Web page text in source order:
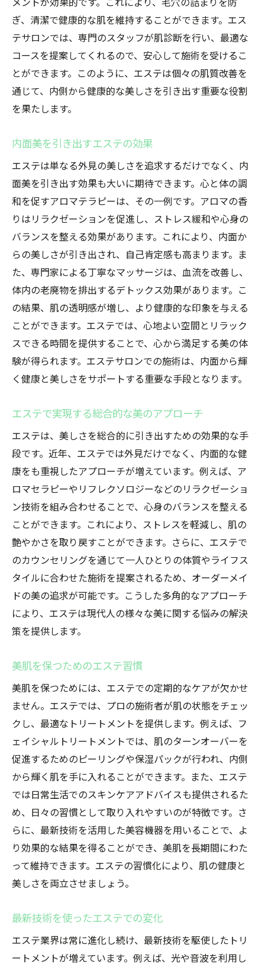
メントが効果的です。これにより、毛穴の詰まりを防
ぎ、清潔で健康的な肌を維持することができます。エス
テサロンでは、専門のスタッフが肌診断を行い、最適な
コースを提案してくれるので、安心して施術を受けるこ
とができます。このように、エステは個々の肌質改善を
通じて、内側から健康的な美しさを引き出す重要な役割
を果たします。
内面美を引き出すエステの効果
エステは単なる外見の美しさを追求するだけでなく、内
面美を引き出す効果も大いに期待できます。心と体の調
和を促すアロマテラピーは、その一例です。アロマの香
りはリラクゼーションを促進し、ストレス緩和や心身の
バランスを整える効果があります。これにより、内面か
らの美しさが引き出され、自己肯定感も高まります。ま
た、専門家による丁寧なマッサージは、血流を改善し、
体内の老廃物を排出するデトックス効果があります。こ
の結果、肌の透明感が増し、より健康的な印象を与える
ことができます。エステでは、心地よい空間とリラック
スできる時間を提供することで、心から満足する美の体
験が得られます。エステサロンでの施術は、内面から輝
く健康と美しさをサポートする重要な手段となります。
エステで実現する総合的な美のアプローチ
エステは、美しさを総合的に引き出すための効果的な手
段です。近年、エステでは外見だけでなく、内面的な健
康をも重視したアプローチが増えています。例えば、ア
ロマセラピーやリフレクソロジーなどのリラクゼーショ
ン技術を組み合わせることで、心身のバランスを整える
ことができます。これにより、ストレスを軽減し、肌の
艶やかさを取り戻すことができます。さらに、エステで
のカウンセリングを通じて一人ひとりの体質やライフス
タイルに合わせた施術を提案されるため、オーダーメイ
ドの美の追求が可能です。こうした多角的なアプローチ
により、エステは現代人の様々な美に関する悩みの解決
策を提供します。
美肌を保つためのエステ習慣
美肌を保つためには、エステでの定期的なケアが欠かせ
ません。エステでは、プロの施術者が肌の状態をチェッ
クし、最適なトリートメントを提供します。例えば、フ
ェイシャルトリートメントでは、肌のターンオーバーを
促進するためのピーリングや保湿パックが行われ、内側
から輝く肌を手に入れることができます。また、エステ
では日常生活でのスキンケアアドバイスも提供されるた
め、日々の習慣として取り入れやすいのが特徴です。さ
らに、最新技術を活用した美容機器を用いることで、よ
り効果的な結果を得ることができ、美肌を長期間にわた
って維持できます。エステの習慣化により、肌の健康と
美しさを両立させましょう。
最新技術を使ったエステでの変化
エステ業界は常に進化し続け、最新技術を駆使したトリ
ートメントが増えています。例えば、光や音波を利用し